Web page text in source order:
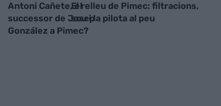
Antoni Cañete, el
successor de Josep
González a Pimec?
El relleu de Pimec: filtracions,
sou i la pilota al peu